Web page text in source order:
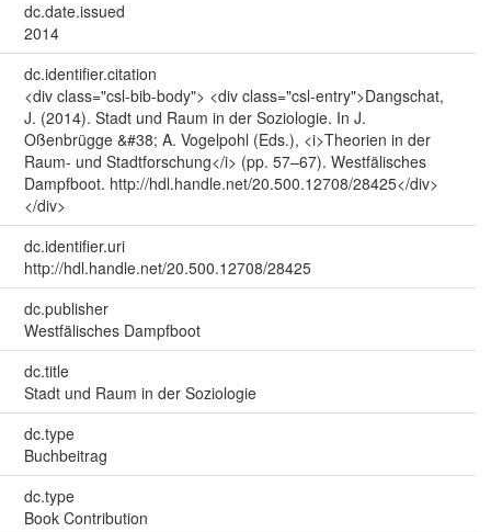
dc.date.issued
2014
dc.identifier.citation
<div class="csl-bib-body"> <div class="csl-entry">Dangschat,
J. (2014). Stadt und Raum in der Soziologie. In J.
Oßenbrügge &#38; A. Vogelpohl (Eds.), <i>Theorien in der
Raum- und Stadtforschung</i> (pp. 57–67). Westfälisches
Dampfboot. http://hdl.handle.net/20.500.12708/28425</div>
</div>
dc.identifier.uri
http://hdl.handle.net/20.500.12708/28425
dc.publisher
Westfälisches Dampfboot
dc.title
Stadt und Raum in der Soziologie
dc.type
Buchbeitrag
dc.type
Book Contribution